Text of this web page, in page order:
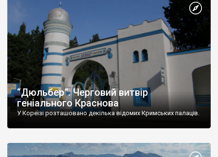
“Дюльбер”. Черговий витвір
геніального Краснова
У Кореїзі розташовано декілька відомих Кримських палаців.